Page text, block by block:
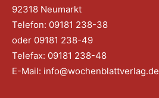
92318 Neumarkt
Telefon: 09181 238-38
oder 09181 238-49
Telefax: 09181 238-48
E-Mail: info@wochenblattverlag.de